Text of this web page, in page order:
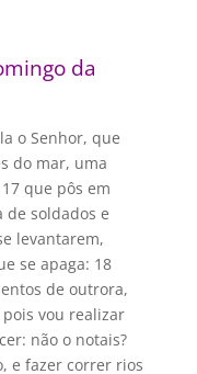
da
o Senhor, que
do mar, uma
que pôs em
de soldados e
levantarem,
se apaga: 18
de outrora,
vou realizar
não o notais?
e fazer correr rios